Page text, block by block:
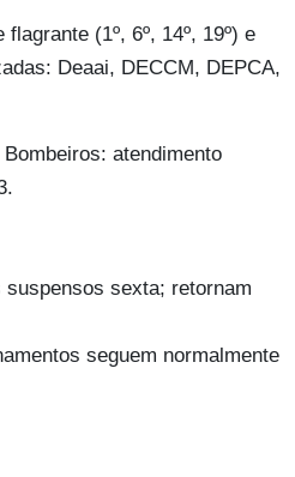
(1º, 6º, 14º, 19º) e
Deaai, DECCM, DEPCA,
atendimento
suspensos sexta; retornam
seguem normalmente